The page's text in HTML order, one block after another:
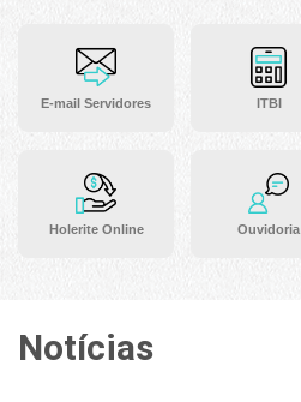
E-mail Servidores
Holerite Online
ITBI
Ouvidoria
Notícias